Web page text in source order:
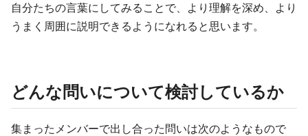
自分たちの言葉にしてみることで、より理解を深め、より
うまく周囲に説明できるようになれると思います。
どんな問いについて検討しているか
集まったメンバーで出し合った問いは次のようなもので